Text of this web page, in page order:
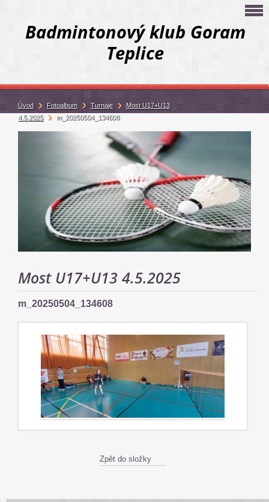
Badmintonový klub Goram
Teplice
Most U17+U13 4.5.2025
m_20250504_134608
Zpět do složky
Úvod Fotoalbum Turnaje
Most U17+U13
4.5.2025
m_20250504_134608